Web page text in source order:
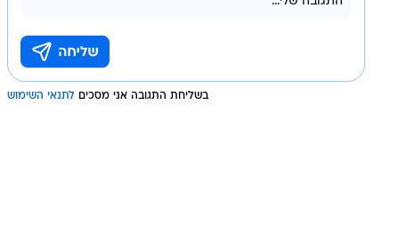
בשליחת התגובה אני מסכים לתנאי השימוש